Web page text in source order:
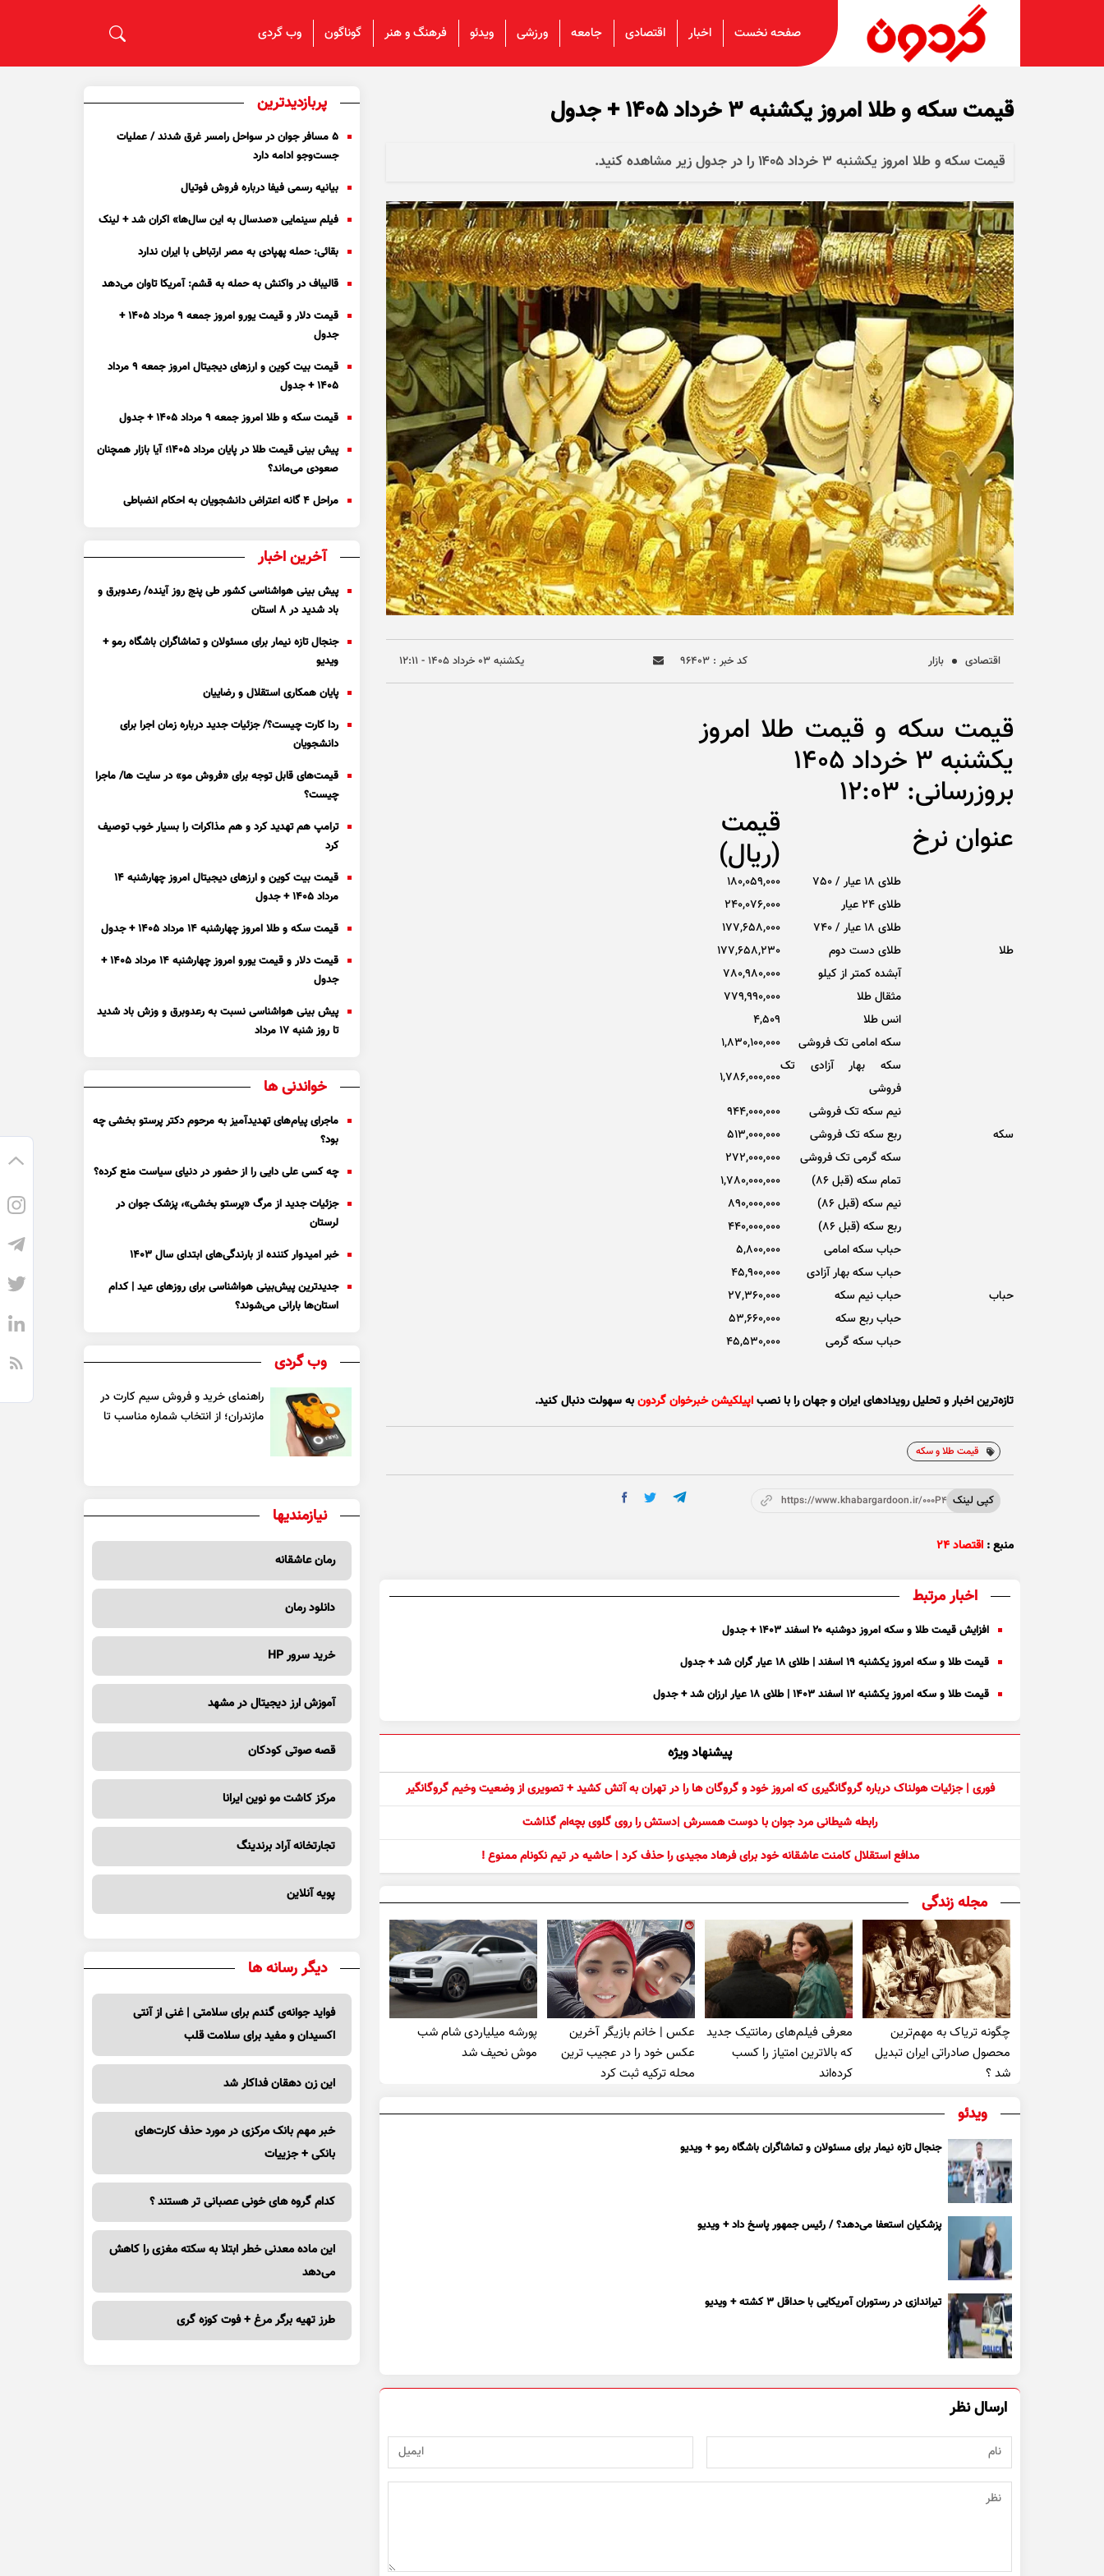
صفحه نخست اخبار اقتصادی جامعه ورزشی ویدئو فرهنگ و هنر گوناگون وب گردی
قیمت سکه و طلا امروز یکشنبه ۳ خرداد ۱۴۰۵ + جدول
قیمت سکه و طلا امروز یکشنبه ۳ خرداد ۱۴۰۵ را در جدول زیر مشاهده کنید.
اقتصادی بازار کد خبر : ۹۶۴۰۳ يکشنبه ۰۳ خرداد ۱۴۰۵ - ۱۲:۱۱
قیمت سکه و قیمت طلا امروز
یکشنبه 3 خرداد 1405
بروزرسانی: 12:03
عنوان نرخ
قیمت
(ریال)
طلا
طلای 18 عیار / 750
180,059,000
طلای ۲۴ عیار
240,076,000
طلای 18 عیار / 740
177,658,000
طلای دست دوم
177,658,230
آبشده کمتر از کیلو
780,980,000
مثقال طلا
779,990,000
انس طلا
4,509
سکه
سکه امامی تک فروشی
1,830,100,000
سکه بهار آزادی تک
فروشی
1,786,000,000
نیم سکه تک فروشی
944,000,000
ربع سکه تک فروشی
513,000,000
سکه گرمی تک فروشی
272,000,000
تمام سکه (قبل 86)
1,780,000,000
نیم سکه (قبل 86)
890,000,000
ربع سکه (قبل 86)
440,000,000
حباب
حباب سکه امامی
5,800,000
حباب سکه بهار آزادی
45,900,000
حباب نیم سکه
27,360,000
حباب ربع سکه
53,660,000
حباب سکه گرمی
45,530,000
تازه‌ترین اخبار و تحلیل‌ رویدادهای ایران و جهان را با نصباپیلکیشن خبرخوان گردونبه سهولت دنبال کنید.
قیمت طلا و سکه
کپی لینک https://www.khabargardoon.ir/000P4t
منبع : اقتصاد ۲۴
اخبار مرتبط
افزایش قیمت طلا و سکه امروز دوشنبه ۲۰ اسفند ۱۴۰۳ + جدول
قیمت طلا و سکه امروز یکشنبه ۱۹ اسفند | طلای ۱۸ عیار گران شد + جدول
قیمت طلا و سکه امروز یکشنبه ۱۲ اسفند ۱۴۰۳ | طلای ۱۸ عیار ارزان شد + جدول
پیشنهاد ویژه
فوری | جزئیات هولناک درباره گروگانگیری که امروز خود و گروگان ها را در تهران به آتش کشید + تصویری از وضعیت وخیم گروگانگیر
رابطه شیطانی مرد جوان با دوست همسرش |دستش را روی گلوی بچه‌ام گذاشت
مدافع استقلال کامنت عاشقانه خود برای فرهاد مجیدی را حذف کرد | حاشیه در تیم نکونام ممنوع !
مجله زندگی
چگونه تریاک به مهم‌ترین
محصول صادراتی ایران تبدیل
شد ؟
معرفی فیلم‌های رمانتیک جدید
که بالاترین امتیاز را کسب
کرده‌اند
عکس | خانم بازیگر آخرین
عکس خود را در عجیب ترین
محله ترکیه ثبت کرد
پورشه میلیاردی شام شب
موش‌ نحیف شد
ویدئو
جنجال تازه نیمار برای مسئولان و تماشاگران باشگاه رمو + ویدیو
پزشکیان استعفا می‌دهد؟ / رئیس جمهور پاسخ داد + ویدیو
تیراندازی در رستوران آمریکایی با حداقل ۳ کشته + ویدیو
ارسال نظر
پربازدیدترین
۵ مسافر جوان در سواحل رامسر غرق شدند / عملیات
جست‌و‌جو ادامه دارد
بیانیه رسمی فیفا درباره فروش فوتیال
فیلم سینمایی «صدسال به این سال‌ها» اکران شد + لینک
بقائی: حمله پهپادی به مصر ارتباطی با ایران ندارد
قالیباف در واکنش به حمله به قشم: آمریکا تاوان می‌دهد
قیمت دلار و قیمت یورو امروز جمعه ۹ مرداد ۱۴۰۵ +
جدول
قیمت بیت کوین و ارز‌های دیجیتال امروز جمعه ۹ مرداد
۱۴۰۵ + جدول
قیمت سکه و طلا امروز جمعه ۹ مرداد ۱۴۰۵ + جدول
پیش بینی قیمت طلا در پایان مرداد 1405؛ آیا بازار همچنان
صعودی می‌ماند؟
مراحل ۴ گانه اعتراض دانشجویان به احکام انضباطی
آخرین اخبار
پیش بینی هواشناسی کشور طی پنج روز آینده/ رعدوبرق و
باد شدید در ۸ استان
جنجال تازه نیمار برای مسئولان و تماشاگران باشگاه رمو +
ویدیو
پایان همکاری استقلال و رضاییان
ردا کارت چیست؟/ جزئیات جدید درباره زمان اجرا برای
دانشجویان
قیمت‌های قابل توجه برای «فروش مو» در سایت ها/ ماجرا
چیست؟
ترامپ هم تهدید کرد و هم مذاکرات را بسیار خوب توصیف
کرد
قیمت بیت کوین و ارز‌های دیجیتال امروز چهارشنبه ۱۴
مرداد ۱۴۰۵ + جدول
قیمت سکه و طلا امروز چهارشنبه ۱۴ مرداد ۱۴۰۵ + جدول
قیمت دلار و قیمت یورو امروز چهارشنبه ۱۴ مرداد ۱۴۰۵ +
جدول
پیش بینی هواشناسی نسبت به رعدوبرق و وزش باد شدید
تا روز شنبه ۱۷ مرداد
خواندنی ها
ماجرای پیام‌های تهدیدآمیز به مرحوم دکتر پرستو بخشی چه
بود؟
چه کسی علی دایی را از حضور در دنیای سیاست منع کرده؟
جزئیات جدید از مرگ «پرستو بخشی»، پزشک جوان در
لرستان
خبر امیدوار کننده از بارندگی‌های ابتدای سال ۱۴۰۳
جدیدترین پیش‌بینی هواشناسی برای روزهای عید | کدام
استان‌ها بارانی می‌شوند؟
وب گردی
راهنمای خرید و فروش سیم کارت در
مازندران؛ از انتخاب شماره مناسب تا
نیازمندیها
رمان عاشقانه
دانلود رمان
خرید سرور HP
آموزش ارز دیجیتال در مشهد
قصه صوتی کودکان
مرکز کاشت مو نوین ایرانا
تجارتخانه آراد برندینگ
پویه آنلاین
دیگر رسانه ها
فواید جوانه‌ی گندم برای سلامتی | غنی از آنتی
اکسیدان و مفید برای سلامت قلب
این زن دهقان فداکار شد
خبر مهم بانک مرکزی در مورد حذف کارت‌های
بانکی + جزییات
کدام گروه های خونی عصبانی تر هستند ؟
این ماده معدنی خطر ابتلا به سکته مغزی را کاهش
می‌دهد
طرز تهیه برگر مرغ + فوت کوزه گری